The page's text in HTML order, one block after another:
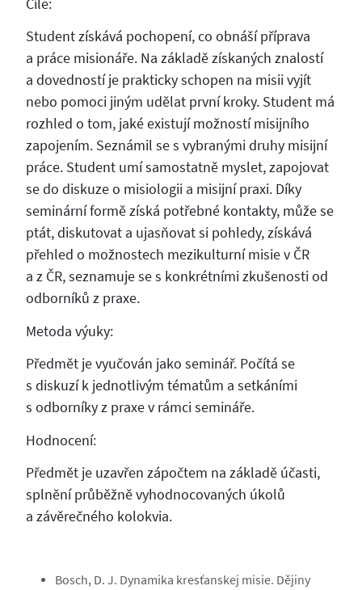
Student získává pochopení, co obnáší příprava
a práce misionáře. Na základě získaných znalostí
a dovedností je prakticky schopen na misii vyjít
nebo pomoci jiným udělat první kroky. Student má
rozhled o tom, jaké existují možností misijního
zapojením. Seznámil se s vybranými druhy misijní
práce. Student umí samostatně myslet, zapojovat
se do diskuze o misiologii a misijní praxi. Díky
seminární formě získá potřebné kontakty, může se
ptát, diskutovat a ujasňovat si pohledy, získává
přehled o možnostech mezikulturní misie v ČR
a z ČR, seznamuje se s konkrétními zkušenosti od
odborníků z praxe.
Metoda výuky:
Předmět je vyučován jako seminář. Počítá se
s diskuzí k jednotlivým tématům a setkáními
s odborníky z praxe v rámci semináře.
Hodnocení:
Předmět je uzavřen zápočtem na základě účasti,
splnění průběžně vyhodnocovaných úkolů
a závěrečného kolokvia.
Bosch, D. J. Dynamika kresťanskej misie. Dějiny